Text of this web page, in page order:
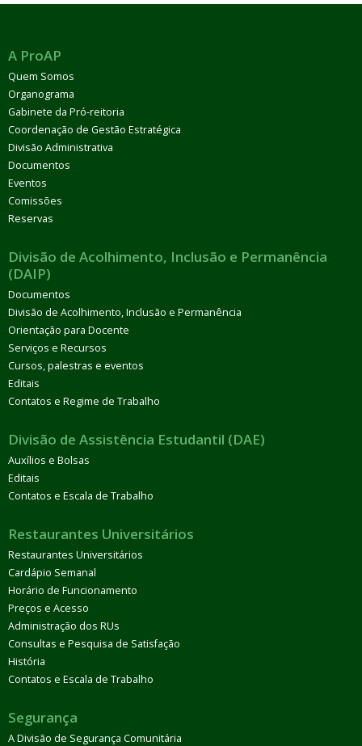
A ProAP
Quem Somos
Organograma
Gabinete da Pró-reitoria
Coordenação de Gestão Estratégica
Divisão Administrativa
Documentos
Eventos
Comissões
Reservas
Divisão de Acolhimento, Inclusão e Permanência
(DAIP)
Documentos
Divisão de Acolhimento, Inclusão e Permanência
Orientação para Docente
Serviços e Recursos
Cursos, palestras e eventos
Editais
Contatos e Regime de Trabalho
Divisão de Assistência Estudantil (DAE)
Auxílios e Bolsas
Editais
Contatos e Escala de Trabalho
Restaurantes Universitários
Restaurantes Universitários
Cardápio Semanal
Horário de Funcionamento
Preços e Acesso
Administração dos RUs
Consultas e Pesquisa de Satisfação
História
Contatos e Escala de Trabalho
Segurança
A Divisão de Segurança Comunitária